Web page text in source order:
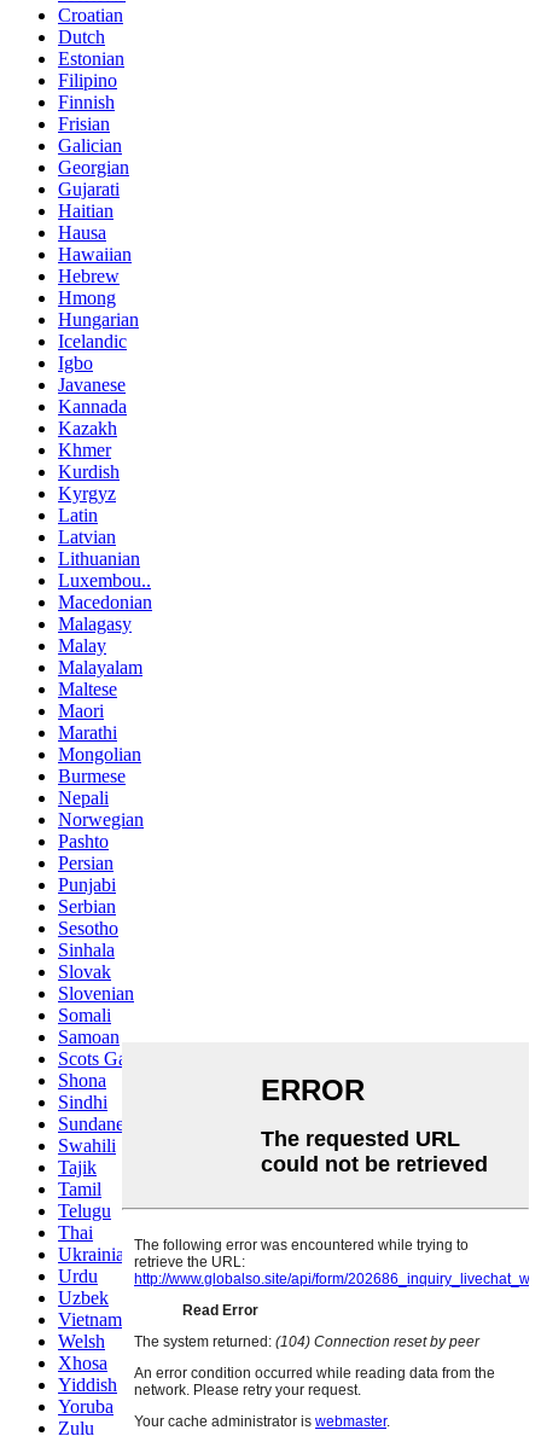
Croatian
Dutch
Estonian
Filipino
Finnish
Frisian
Galician
Georgian
Gujarati
Haitian
Hausa
Hawaiian
Hebrew
Hmong
Hungarian
Icelandic
Igbo
Javanese
Kannada
Kazakh
Khmer
Kurdish
Kyrgyz
Latin
Latvian
Lithuanian
Luxembou..
Macedonian
Malagasy
Malay
Malayalam
Maltese
Maori
Marathi
Mongolian
Burmese
Nepali
Norwegian
Pashto
Persian
Punjabi
Serbian
Sesotho
Sinhala
Slovak
Slovenian
Somali
Samoan
Scots Gaelic
Shona
Sindhi
Sundanese
Swahili
Tajik
Tamil
Telugu
Thai
Ukrainian
Urdu
Uzbek
Vietnamese
Welsh
Xhosa
Yiddish
Yoruba
Zulu